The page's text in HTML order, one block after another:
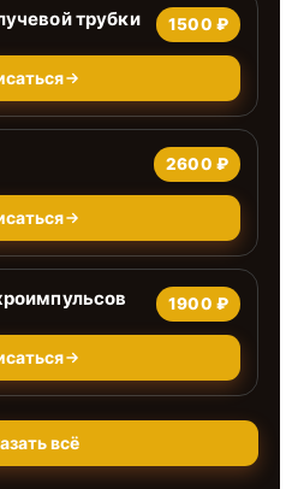
трубки 1500 ₽
2600 ₽
1900 ₽
всё